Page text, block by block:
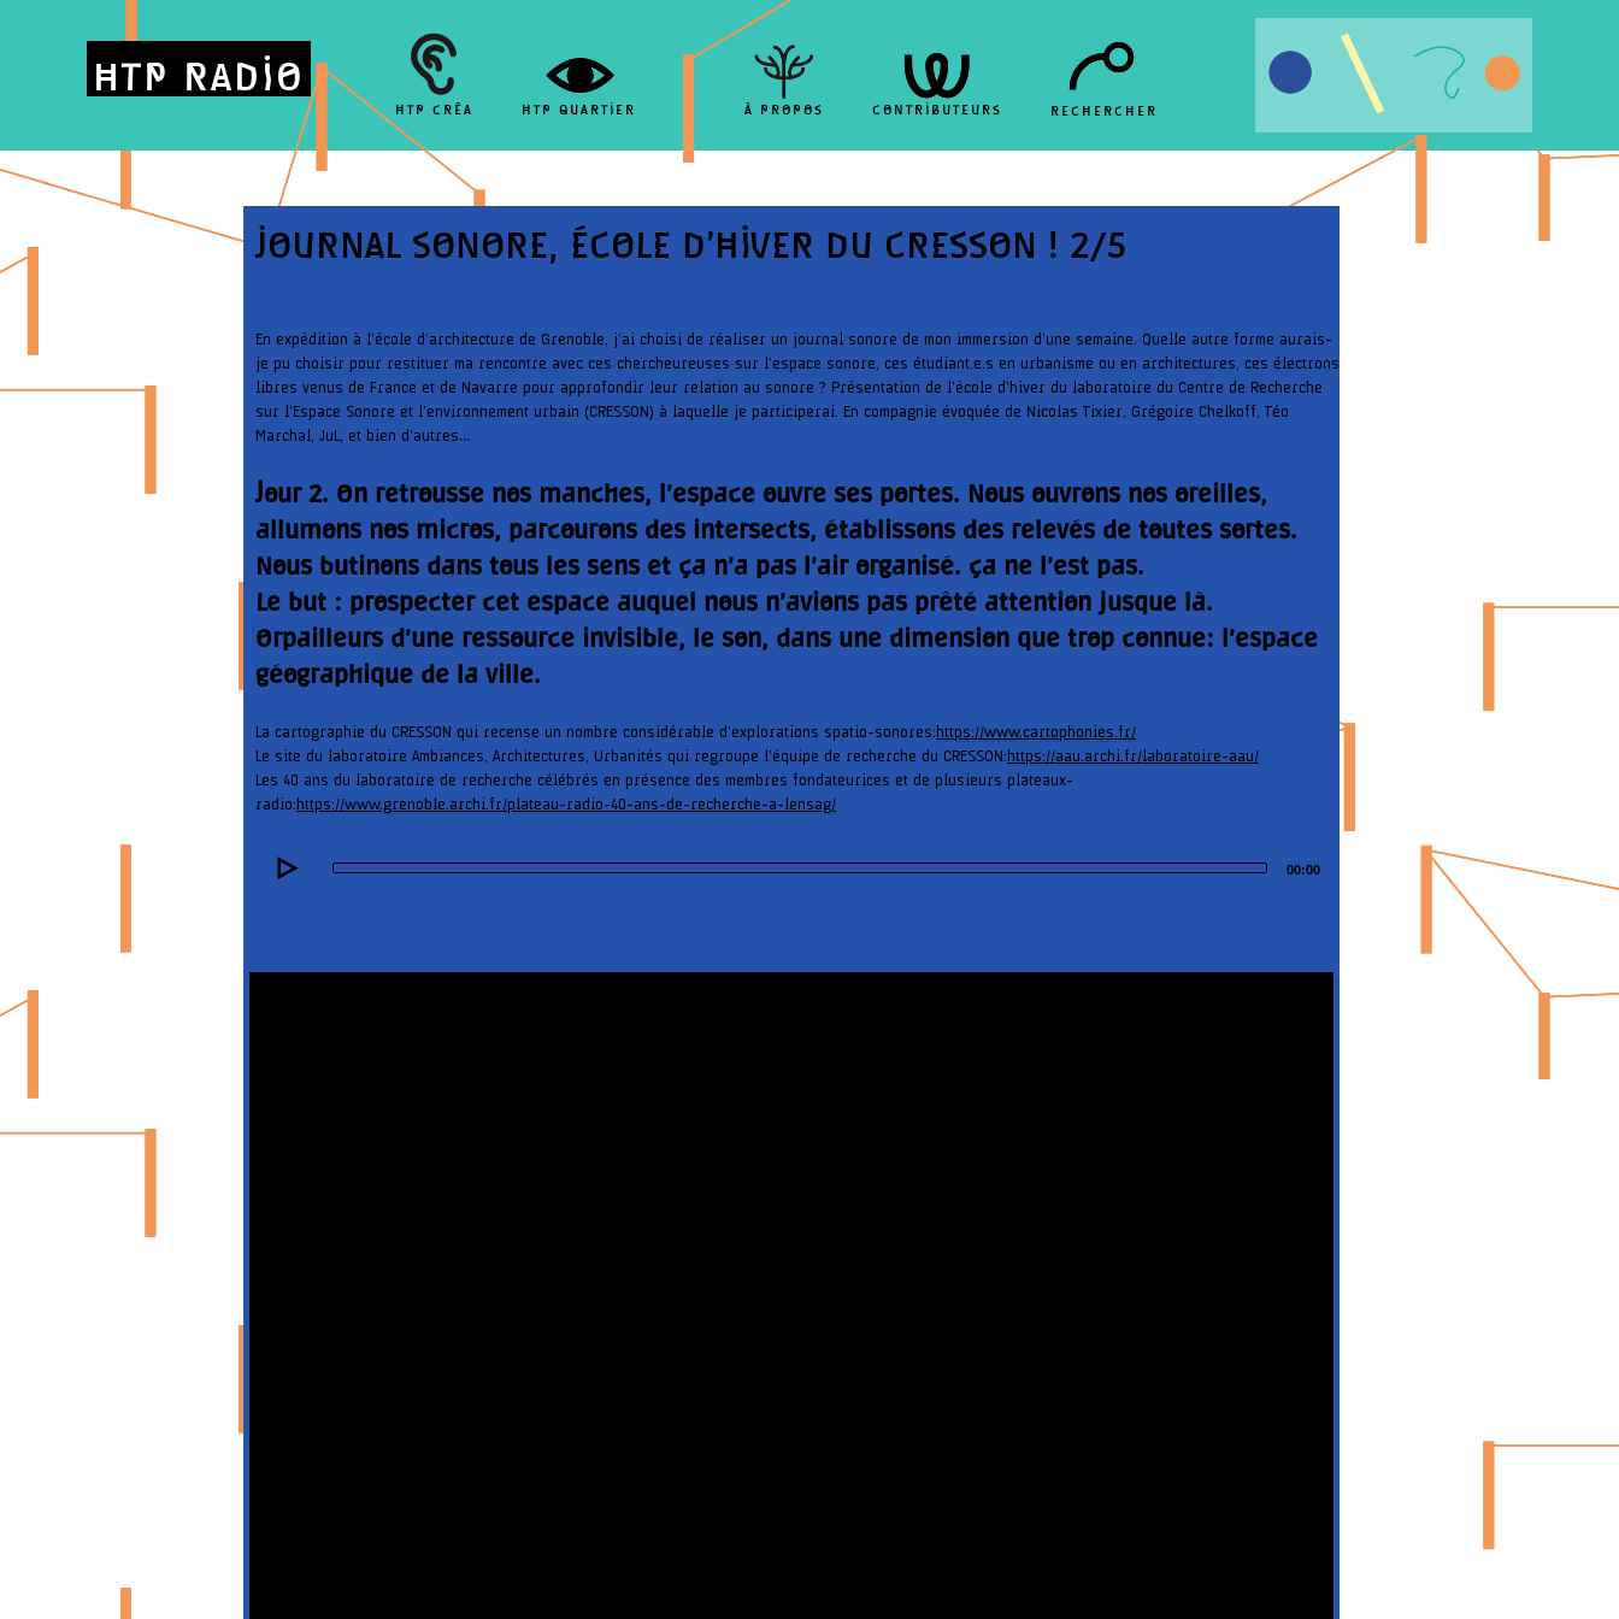
HTP RADIO
HTP CRÉA HTP QUARTIER À PROPOS CONTRIBUTEURS RECHERCHER
.
JOURNAL SONORE, ÉCOLE D’HIVER DU CRESSON ! 2/5
En expédition à l’école d’architecture de Grenoble, j’ai choisi de réaliser un journal sonore de mon immersion d’une semaine. Quelle autre forme aurais-
je pu choisir pour restituer ma rencontre avec ces chercheureuses sur l’espace sonore, ces étudiant.e.s en urbanisme ou en architectures, ces électrons
libres venus de France et de Navarre pour approfondir leur relation au sonore ? Présentation de l’école d’hiver du laboratoire du Centre de Recherche
sur l’Espace Sonore et l’environnement urbain (CRESSON) à laquelle je participerai. En compagnie évoquée de Nicolas Tixier, Grégoire Chelkoff, Téo
Marchal, JuL, et bien d’autres…
Jour 2. On retrousse nos manches, l’espace ouvre ses portes. Nous ouvrons nos oreilles,
allumons nos micros, parcourons des intersects, établissons des relevés de toutes sortes.
Nous butinons dans tous les sens et ça n’a pas l’air organisé. ça ne l’est pas.
Le but : prospecter cet espace auquel nous n’avions pas prêté attention jusque là.
Orpailleurs d’une ressource invisible, le son, dans une dimension que trop connue: l’espace
géographique de la ville.
La cartographie du CRESSON qui recense un nombre considérable d’explorations spatio-sonores: https://www.cartophonies.fr/
Le site du laboratoire Ambiances, Architectures, Urbanités qui regroupe l’équipe de recherche du CRESSON: https://aau.archi.fr/laboratoire-aau/
Les 40 ans du laboratoire de recherche célébrés en présence des membres fondateurices et de plusieurs plateaux-
radio: https://www.grenoble.archi.fr/plateau-radio-40-ans-de-recherche-a-lensag/
Audio
Player
00:00